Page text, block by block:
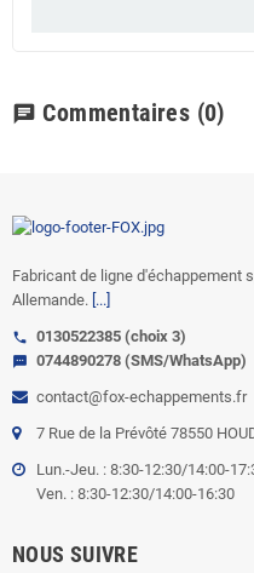
chat Commentaires (0)
Fabricant de ligne d'échappement
Allemande. [...]
call 0130522385 (choix 3)
sms
0744890278 (SMS/WhatsApp)
contact@fox-echappements.fr
7 Rue de la Prévôté 78550
Lun.-Jeu. : 8:30-12:30/14:00-
Ven. : 8:30-12:30/14:00-16:30
NOUS SUIVRE